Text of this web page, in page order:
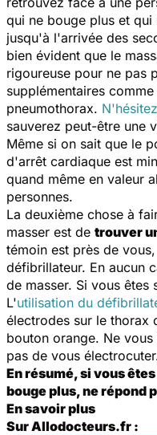
qui ne bouge plus et
jusqu'à l'arrivée des
bien évident que le
rigoureuse pour ne pas
supplémentaires
pneumothorax.
sauverez peut-être une
Même si on sait que le
d'arrêt cardiaque est
quand même en valeur
personnes.
La deuxième chose à
masser est de trouver
témoin est près de
défibrillateur. En aucun
de masser. Si vous êtes
L'utilisation du
électrodes sur le thorax
bouton orange. Ne
pas de vous
En résumé, si vous
bouge plus, ne répond
En savoir plus
Sur Allodocteurs.fr :